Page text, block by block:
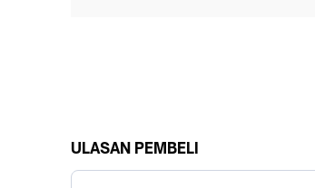
ULASAN PEMBELI